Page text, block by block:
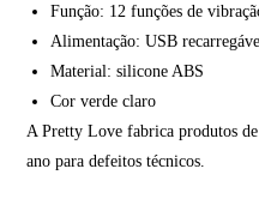
Função: 12 funções de
Alimentação: USB
Material: silicone ABS
Cor verde claro
A Pretty Love fabrica produtos
ano para defeitos técnicos.